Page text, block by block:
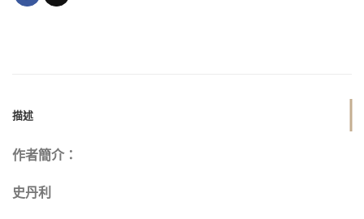
描述
作者簡介：
史丹利